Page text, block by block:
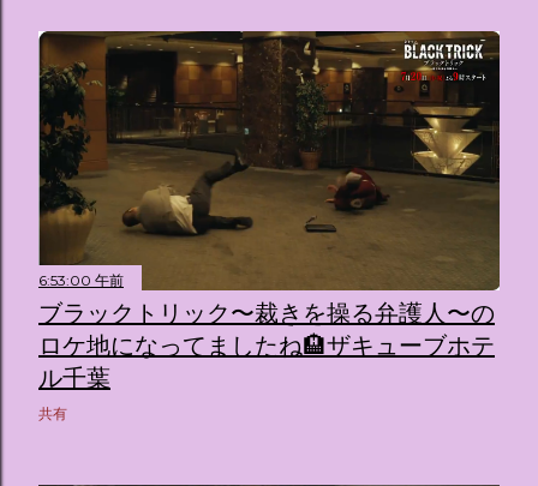
6:53:00 午前
ブラックトリック〜裁きを操る弁護人〜の
ロケ地になってましたね🏨ザキューブホテ
ル千葉
共有